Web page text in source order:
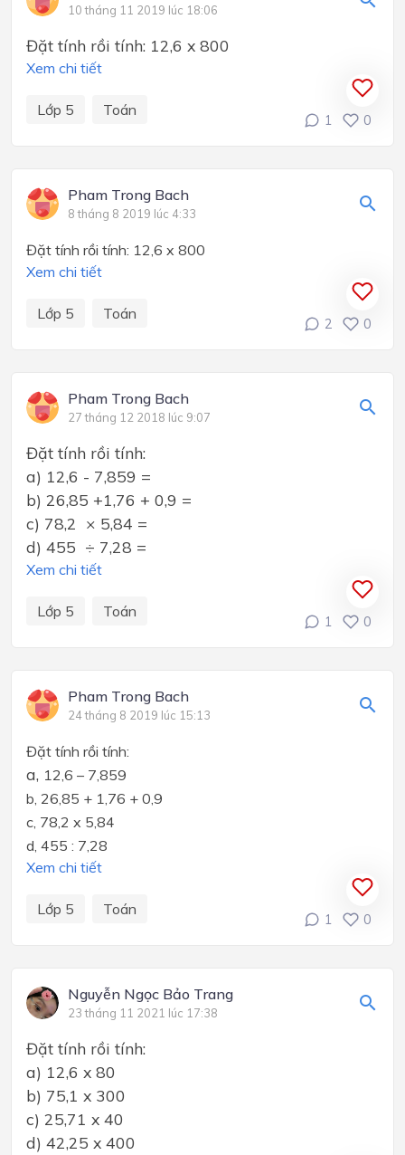
10 tháng 11 2019 lúc 18:06
Đặt tính rồi tính: 12,6 x 800
Xem chi tiết
Lớp 5 Toán
1 0
Pham Trong Bach
8 tháng 8 2019 lúc 4:33
Đặt tính rồi tính: 12,6 x 800
Xem chi tiết
Lớp 5 Toán
2 0
Pham Trong Bach
27 tháng 12 2018 lúc 9:07
Đặt tính rồi tính:
a) 12,6 - 7,859 =
b) 26,85 +1,76 + 0,9 =
c) 78,2 × 5,84 =
d) 455 ÷ 7,28 =
Xem chi tiết
Lớp 5 Toán
1 0
Pham Trong Bach
24 tháng 8 2019 lúc 15:13
Đặt tính rồi tính:
a, 12,6 – 7,859
b, 26,85 + 1,76 + 0,9
c, 78,2 x 5,84
d, 455 : 7,28
Xem chi tiết
Lớp 5 Toán
1 0
Nguyễn Ngọc Bảo Trang
23 tháng 11 2021 lúc 17:38
Đặt tính rồi tính:
a) 12,6 x 80
b) 75,1 x 300
c) 25,71 x 40
d) 42,25 x 400